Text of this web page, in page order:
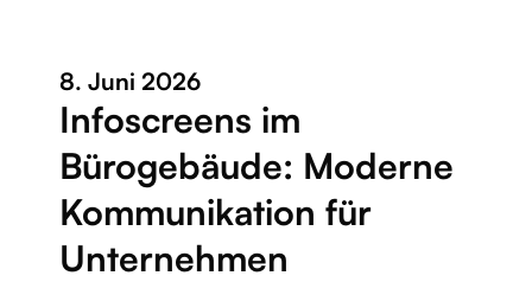
8. Juni 2026
Infoscreens im
Bürogebäude: Moderne
Kommunikation für
Unternehmen